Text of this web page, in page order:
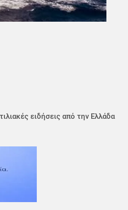
ειδήσεις από την Ελλάδα